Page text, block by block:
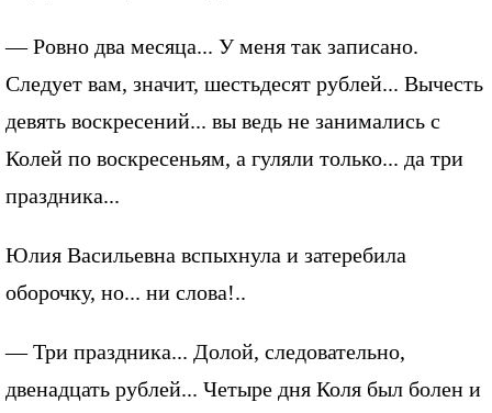
— Ровно два месяца... У меня так записано.
Следует вам, значит, шестьдесят рублей... Вычесть
девять воскресений... вы ведь не занимались с
Колей по воскресеньям, а гуляли только... да три
праздника...
Юлия Васильевна вспыхнула и затеребила
оборочку, но... ни слова!..
— Три праздника... Долой, следовательно,
двенадцать рублей... Четыре дня Коля был болен и